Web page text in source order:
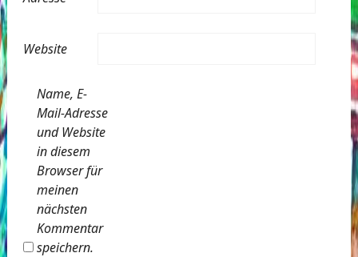
Website
Name, E-
Mail-Adresse
und Website
in diesem
Browser für
meinen
nächsten
Kommentar
speichern.